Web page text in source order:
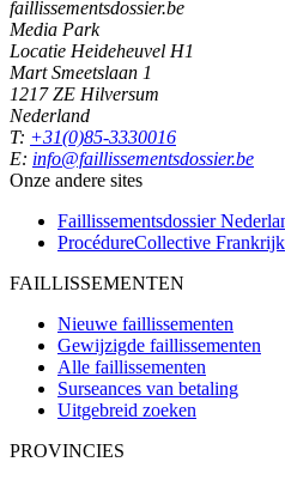
faillissementsdossier.be
Media Park
Locatie Heideheuvel H1
Mart Smeetslaan 1
1217 ZE Hilversum
Nederland
T: +31(0)85-3330016
E: info@faillissementsdossier.be
Onze andere sites
Faillissementsdossier
ProcédureCollective Frankrijk
FAILLISSEMENTEN
Nieuwe faillissementen
Gewijzigde faillissementen
Alle faillissementen
Surseances van betaling
Uitgebreid zoeken
PROVINCIES